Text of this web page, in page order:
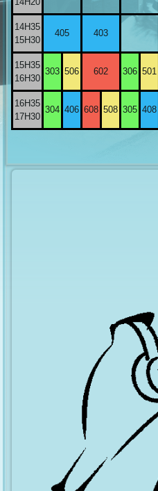
14H35
15H30
405 403
15H35
16H30
303 506 602 306 501
16H35
17H30
304 406 608 508 305 408